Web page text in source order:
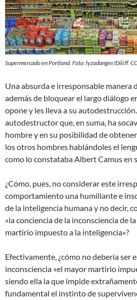
Supermercado en Portland. Foto: lyzadanger/Diliﬀ.
Una absurda e irresponsable manera
además de bloquear el largo diálogo
opone y les lleva a su
autodestructor que, en suma, ha
hombre y en su posibilidad de
los otros hombres hablándoles el
como lo constataba Albert Camus en
¿Cómo, pues, no considerar este
comportamiento una humillante e
de la inteligencia humana y no decir,
«la conciencia de la inconsciencia de
martirio impuesto a la inteligencia»?
Efectivamente, ¿cómo no debería ser
inconsciencia «el mayor martirio
siendo ella la que impide
fundamental el instinto de